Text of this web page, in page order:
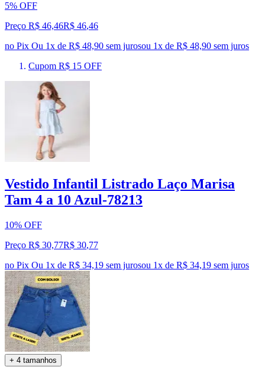
5% OFF
Preço R$ 46,46R$ 46,46
no Pix Ou 1x de R$ 48,90 sem jurosou 1x de R$ 48,90 sem juros
Cupom R$ 15 OFF
Vestido Infantil Listrado Laço Marisa
Tam 4 a 10 Azul-78213
10% OFF
Preço R$ 30,77R$ 30,77
no Pix Ou 1x de R$ 34,19 sem jurosou 1x de R$ 34,19 sem juros
+ 4 tamanhos